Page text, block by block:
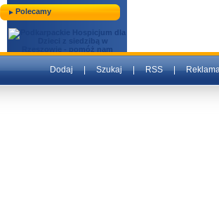
Polecamy
Dodaj|Szukaj|RSS|